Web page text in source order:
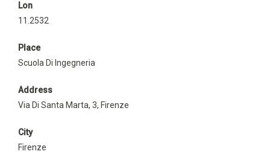
Lon
11.2532
Place
Scuola Di Ingegneria
Address
Via Di Santa Marta, 3, Firenze
City
Firenze